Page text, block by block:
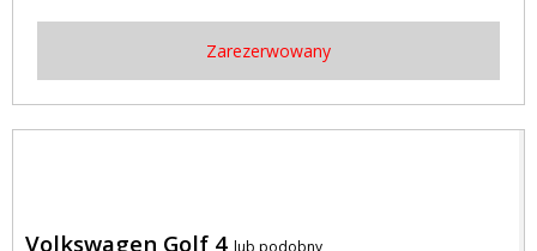
Zarezerwowany
Volkswagen Golf 4